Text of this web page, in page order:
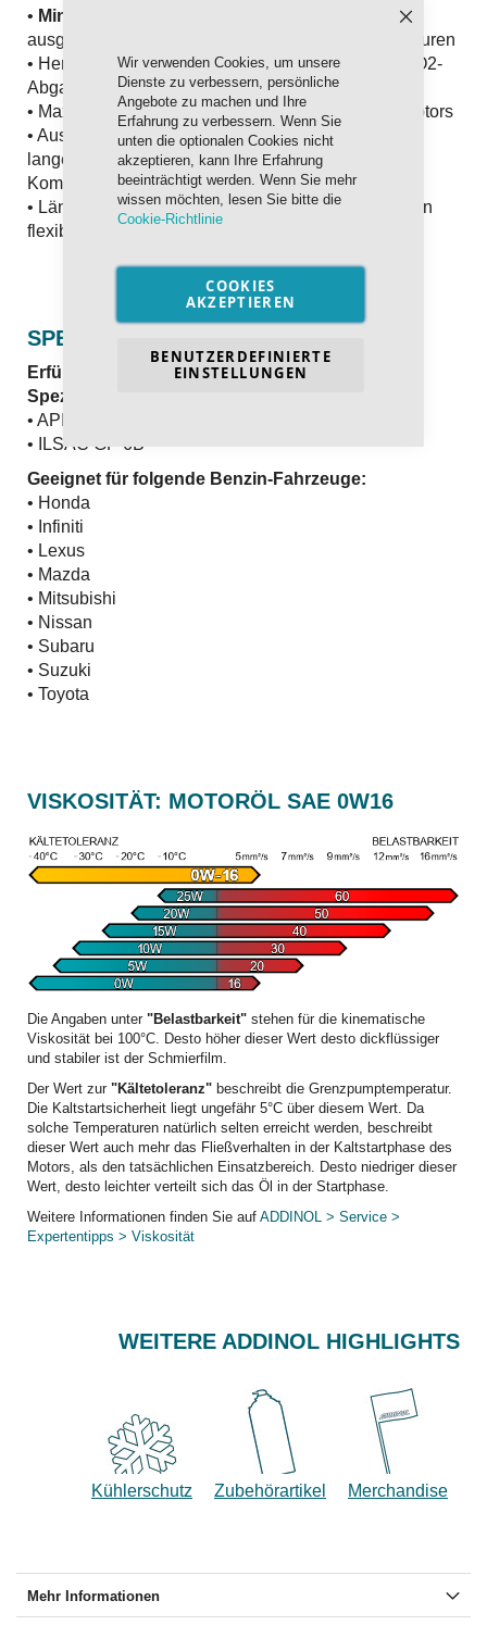
Wir verwenden Cookies, um unsere
Dienste zu verbessern, persönliche
Angebote zu machen und Ihre
Erfahrung zu verbessern. Wenn Sie
unten die optionalen Cookies nicht
akzeptieren, kann Ihre Erfahrung
beeinträchtigt werden. Wenn Sie mehr
wissen möchten, lesen Sie bitte die
Cookie-Richtlinie
COOKIES
AKZEPTIEREN
BENUTZERDEFINIERTE
EINSTELLUNGEN
• Minimaler Kaltstartverschleiß
ausgezeichneten Fließfähigkeit bei tiefen Temperaturen
• Hervorragendes Kraftstoffeinsparpotenzial und CO2-
Abgasreduzierung
• Maximaler Schutz und lange Lebensdauer des Motors
• Ausgezeichnetes Reinigungsvermögen garantiert
lange Lebensdauer aller zu schmierenden
Komponenten
• Längste Ölwechselfristen auch bei Anwendung von
flexiblen Service-Systemen
SPEZIFIKATION UND FREIGABEN
Erfüllt und übertrifft die internationalen
Spezifikationen:
• API SP with Resource Conserving
• ILSAC GF-6B
Geeignet für folgende Benzin-Fahrzeuge:
• Honda
• Infiniti
• Lexus
• Mazda
• Mitsubishi
• Nissan
• Subaru
• Suzuki
• Toyota
VISKOSITÄT: MOTORÖL SAE 0W16
Die Angaben unter "Belastbarkeit" stehen für die kinematische
Viskosität bei 100°C. Desto höher dieser Wert desto dickflüssiger
und stabiler ist der Schmierfilm.
Der Wert zur "Kältetoleranz" beschreibt die Grenzpumptemperatur.
Die Kaltstartsicherheit liegt ungefähr 5°C über diesem Wert. Da
solche Temperaturen natürlich selten erreicht werden, beschreibt
dieser Wert auch mehr das Fließverhalten in der Kaltstartphase des
Motors, als den tatsächlichen Einsatzbereich. Desto niedriger dieser
Wert, desto leichter verteilt sich das Öl in der Startphase.
Weitere Informationen finden Sie auf ADDINOL > Service >
Expertentipps > Viskosität
WEITERE ADDINOL HIGHLIGHTS
Kühlerschutz Zubehörartikel Merchandise
Mehr Informationen